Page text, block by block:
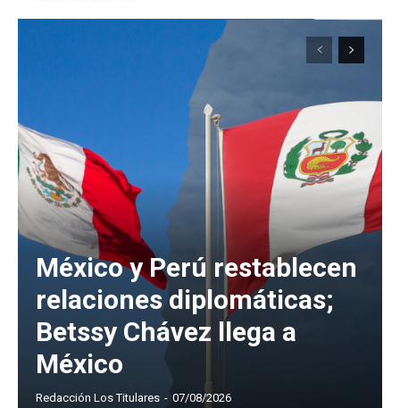
México y Perú restablecen
relaciones diplomáticas;
Betssy Chávez llega a
México
Redacción Los Titulares - 07/08/2026